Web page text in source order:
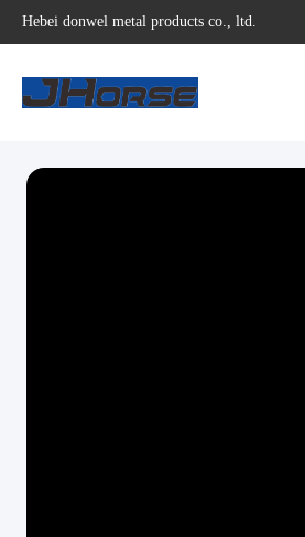
Hebei donwel metal products co., ltd.